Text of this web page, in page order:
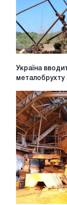
Україна
вводить
заборону
на
експорт
металобрухту
з
2026
року
Україна
металобрухту